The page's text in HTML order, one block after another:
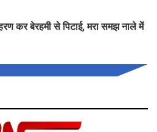
कर बेरहमी से पिटाई, मरा समझ नाले में